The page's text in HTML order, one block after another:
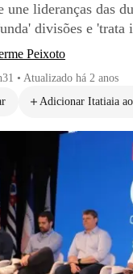
une lideranças das
divisões e 'trata
Peixoto
• Atualizado há 2 anos
Adicionar Itatiaia ao